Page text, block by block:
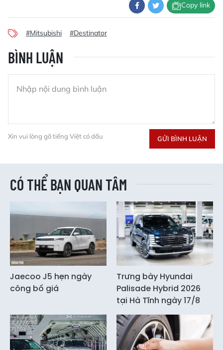
Copy link
#Mitsubishi #Destinator
BÌNH LUẬN
Xin vui lòng gõ tiếng Việt có dấu GỬI BÌNH LUẬN
CÓ THỂ BẠN QUAN TÂM
Jaecoo J5 hẹn ngày
công bố giá
Trưng bày Hyundai
Palisade Hybrid 2026
tại Hà Tĩnh ngày 17/8